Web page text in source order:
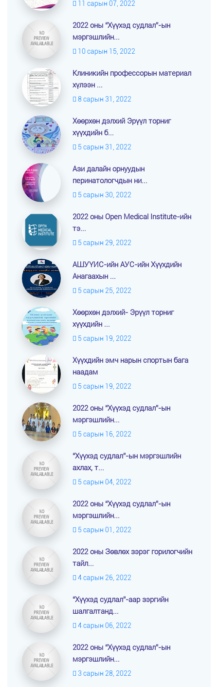
11 сарын 07, 2022
2022 оны “Хүүхэд судлал”-ын
мэргэшлийн...
10 сарын 15, 2022
Клиникийн профессорын материал
хүлээн ...
8 сарын 31, 2022
Хөөрхөн дэлхий Эрүүл торниг
хүүхдийн б...
5 сарын 31, 2022
Ази далайн орнуудын
перинатологчдын ни...
5 сарын 30, 2022
2022 оны Open Medical Institute-ийн
тэ...
5 сарын 29, 2022
АШУҮИС-ийн АУС-ийн Хүүхдийн
Анагаахын ...
5 сарын 25, 2022
Хөөрхөн дэлхий- Эрүүл торниг
хүүхдийн ...
5 сарын 19, 2022
Хүүхдийн эмч нарын спортын бага
наадам
5 сарын 19, 2022
2022 оны “Хүүхэд судлал”-ын
мэргэшлийн...
5 сарын 16, 2022
“Хүүхэд судлал”-ын мэргэшлийн
ахлах, т...
5 сарын 04, 2022
2022 оны “Хүүхэд судлал”-ын
мэргэшлийн...
5 сарын 01, 2022
2022 оны Зөвлөх зэрэг горилогчийн
тайл...
4 сарын 26, 2022
“Хүүхэд судлал”-аар зэргийн
шалгалтанд...
4 сарын 06, 2022
2022 оны “Хүүхэд судлал”-ын
мэргэшлийн...
3 сарын 28, 2022